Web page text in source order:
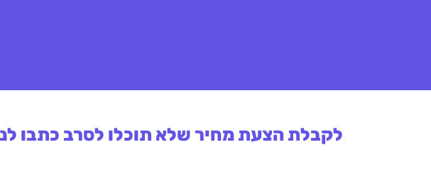
לקבלת הצעת מחיר שלא תוכלו לסרב כתבו